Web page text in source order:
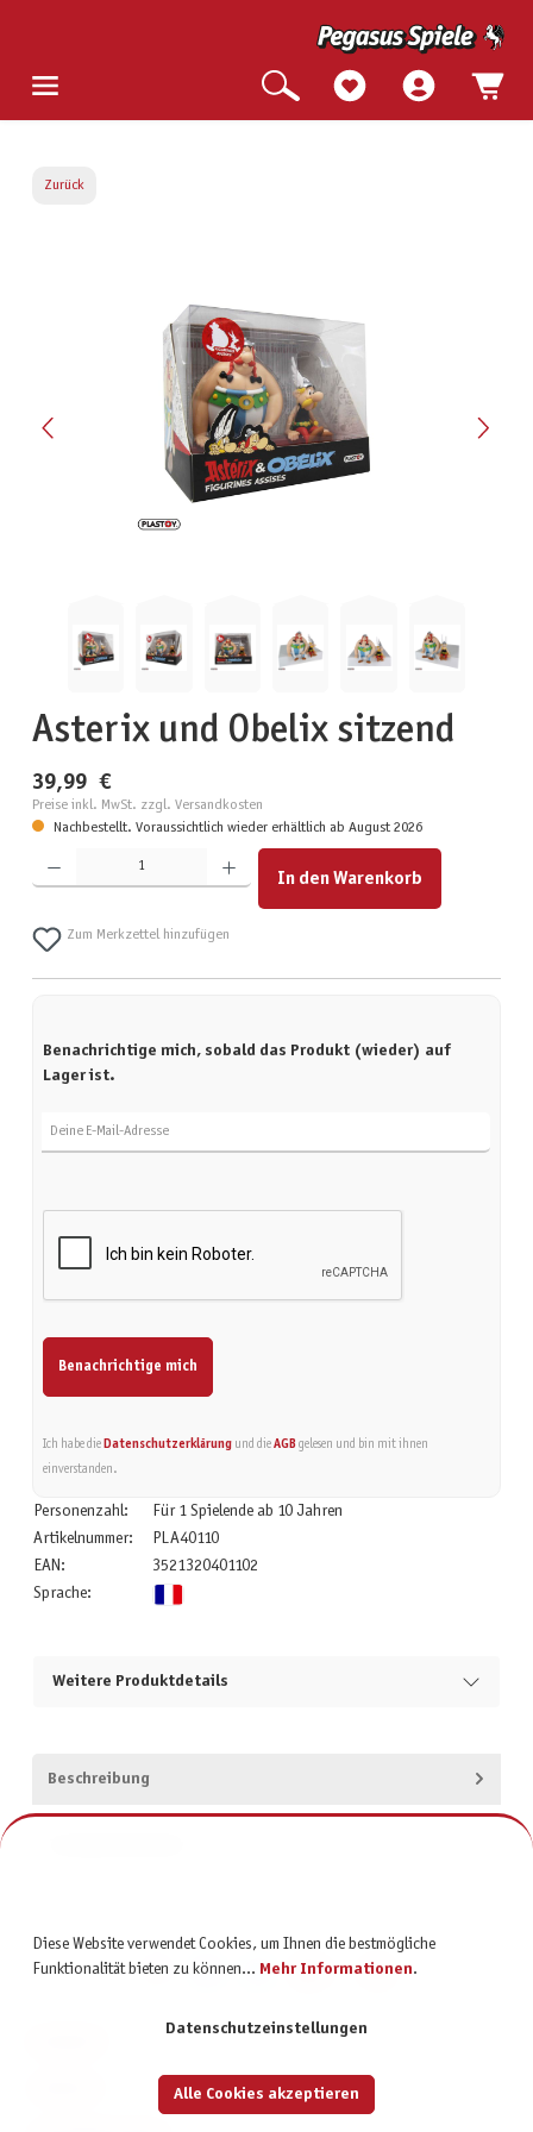
Zurück
Asterix und Obelix sitzend
39,99 €
Preise inkl. MwSt. zzgl. Versandkosten
Nachbestellt. Voraussichtlich wieder erhältlich ab August 2026
Produkt Anzahl: Gib den gewünschten Wert ein oder benutze die Schaltflächen um die Anzahl zu
In den Warenkorb
Zum Merkzettel hinzufügen
Benachrichtige mich, sobald das Produkt (wieder) auf
Lager ist.
Benachrichtige mich
Ich habe die Datenschutzerklärungund die AGBgelesen und bin mit ihnen
einverstanden.
Personenzahl:
Für 1 Spielende ab 10 Jahren
Artikelnummer:
PLA40110
EAN:
3521320401102
Sprache:
Weitere Produktdetails
Beschreibung
Diese Website verwendet Cookies, um Ihnen die bestmögliche
Funktionalität bieten zu können... Mehr Informationen.
Datenschutzeinstellungen
Alle Cookies akzeptieren